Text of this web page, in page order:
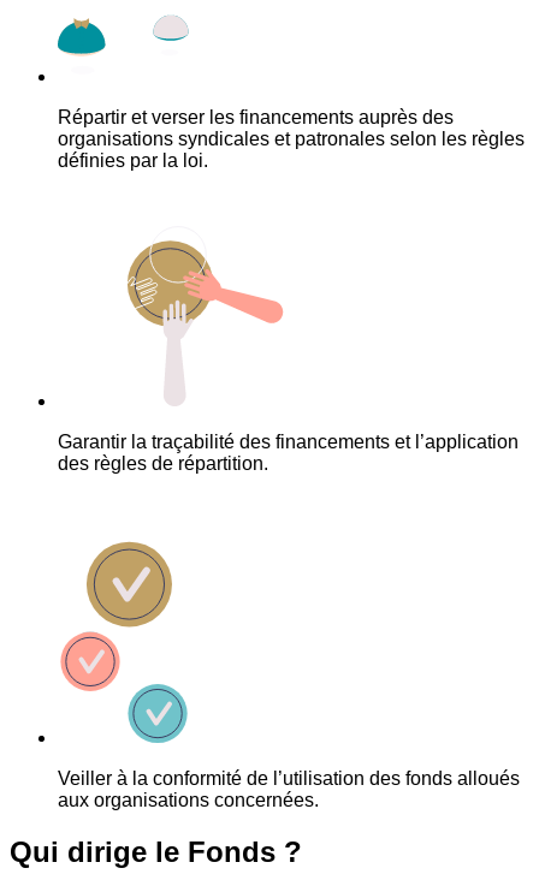
Répartir et verser les financements auprès des
organisations syndicales et patronales selon les règles
définies par la loi.
Garantir la traçabilité des financements et l’application
des règles de répartition.
Veiller à la conformité de l’utilisation des fonds alloués
aux organisations concernées.
Qui dirige le Fonds ?